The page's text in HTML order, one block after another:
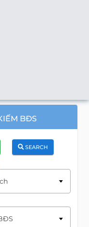
BĐS
SEARCH